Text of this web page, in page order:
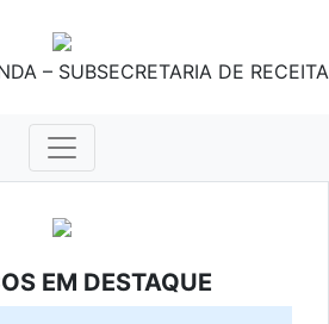
– SUBSECRETARIA DE RECEITA
EM DESTAQUE